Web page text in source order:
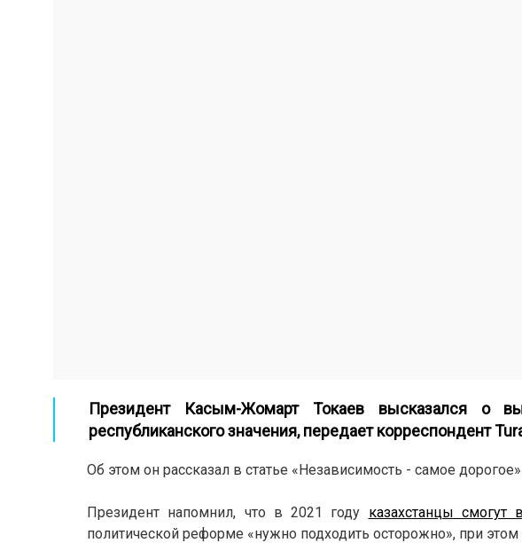
Президент Касым-Жомарт Токаев высказался о
республиканского значения, передает корреспондент
Об этом он рассказал в статье «Независимость - самое дорогое»
Президент напомнил, что в 2021 году казахстанцы смогут
политической реформе «нужно подходить осторожно», при этом